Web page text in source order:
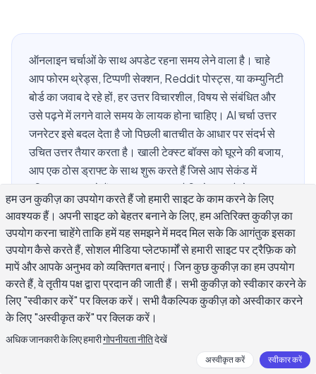
ऑनलाइन चर्चाओं के साथ अपडेट रहना समय लेने वाला है। चाहे
आप फोरम थ्रेड्स, टिप्पणी सेक्शन, Reddit पोस्ट्स, या कम्युनिटी
बोर्ड का जवाब दे रहे हों, हर उत्तर विचारशील, विषय से संबंधित और
उसे पढ़ने में लगने वाले समय के लायक होना चाहिए। AI चर्चा उत्तर
जनरेटर इसे बदल देता है जो पिछली बातचीत के आधार पर संदर्भ से
उचित उत्तर तैयार करता है। खाली टेक्स्ट बॉक्स को घूरने की बजाय,
आप एक ठोस ड्राफ्ट के साथ शुरू करते हैं जिसे आप सेकंड में
परिष्कृत कर सकते हैं। यह गाइड बताता है कि ये टूल्स कैसे काम
करते हैं, वे क्या अच्छा करते हैं, और उन्हें इस तरह उपयोग कैसे करें कि
आपके उत्तर रोबोटिक या जेनेरिक न लगें।
AI चर्चा उत्तर जनरेटर क्या है और यह कैसे काम
करता है?
AI चर्चा उत्तर जनरेटर एक लेखन उपकरण है जो मौजूदा बातचीत थ्रेड को
पढ़ता है और एक प्रासंगिक, संदर्भ से उचित उत्तर तैयार करता है। आप मूल
हम उन कुकीज़ का उपयोग करते हैं जो हमारी साइट के काम करने के लिए
आवश्यक हैं। अपनी साइट को बेहतर बनाने के लिए, हम अतिरिक्त कुकीज़ का
उपयोग करना चाहेंगे ताकि हमें यह समझने में मदद मिल सके कि आगंतुक इसका
उपयोग कैसे करते हैं, सोशल मीडिया प्लेटफार्मों से हमारी साइट पर ट्रैफ़िक को
मापें और आपके अनुभव को व्यक्तिगत बनाएं। जिन कुछ कुकीज़ का हम उपयोग
करते हैं, वे तृतीय पक्ष द्वारा प्रदान की जाती हैं। सभी कुकीज़ को स्वीकार करने के
लिए "स्वीकार करें" पर क्लिक करें। सभी वैकल्पिक कुकीज़ को अस्वीकार करने
के लिए "अस्वीकृत करें" पर क्लिक करें।
अधिक जानकारी के लिए हमारीगोपनीयता नीतिदेखें
अस्वीकृत करें स्वीकार करें